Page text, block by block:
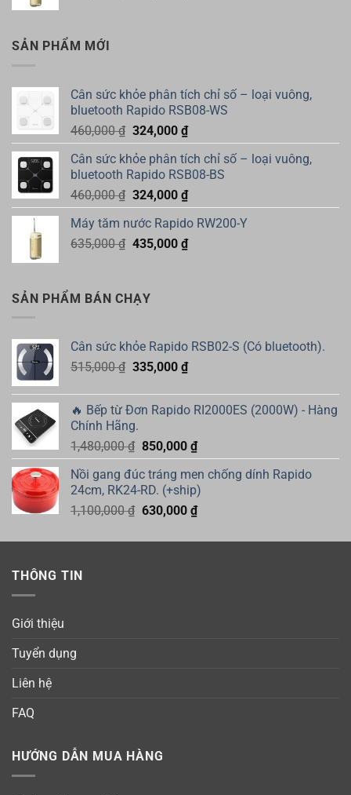
SẢN PHẨM MỚI
Cân sức khỏe phân tích chỉ số – loại vuông,
bluetooth Rapido RSB08-WS
460,000₫ Giá
gốc
là:
460,000 ₫.
324,000 ₫Giá
hiện
tại
là:
324,000 ₫.
Cân sức khỏe phân tích chỉ số – loại vuông,
bluetooth Rapido RSB08-BS
460,000₫ Giá
gốc
là:
460,000 ₫.
324,000 ₫Giá
hiện
tại
là:
Máy tăm nước Rapido RW200-Y
635,000₫ Giá
635,000 ₫.
435,000 ₫Giá
SẢN PHẨM BÁN CHẠY
Cân sức khỏe Rapido RSB02-S (Có bluetooth).
515,000₫ Giá
là:
515,000 ₫.
335,000 ₫Giá
tại
là:
🔥 Bếp từ Đơn Rapido RI2000ES (2000W) - Hàng
Chính Hãng.
1,480,000₫ Giá
gốc
là:
1,480,000 ₫.
850,000 ₫Giá
hiện
tại
là:
850,000 ₫.
Nồi gang đúc tráng men chống dính Rapido
24cm, RK24-RD. (+ship)
1,100,000₫ Giá
là:
630,000 ₫Giá
tại
THÔNG TIN
Giới thiệu
Tuyển dụng
Liên hệ
FAQ
HƯỚNG DẪN MUA HÀNG